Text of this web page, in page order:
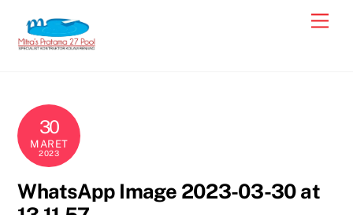
content
30
MARET
2023
WhatsApp Image 2023-03-30 at